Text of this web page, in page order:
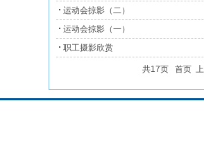
运动会掠影（二）
运动会掠影（一）
职工摄影欣赏
共17页 首页